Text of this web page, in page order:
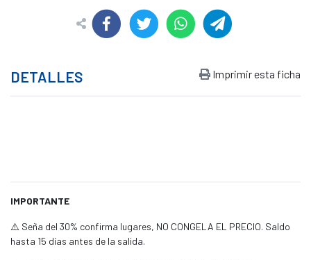
DETALLES Imprimir esta ficha
IMPORTANTE
⚠️ Seña del 30% confirma lugares, NO CONGELA EL PRECIO. Saldo
hasta 15 días antes de la salida.